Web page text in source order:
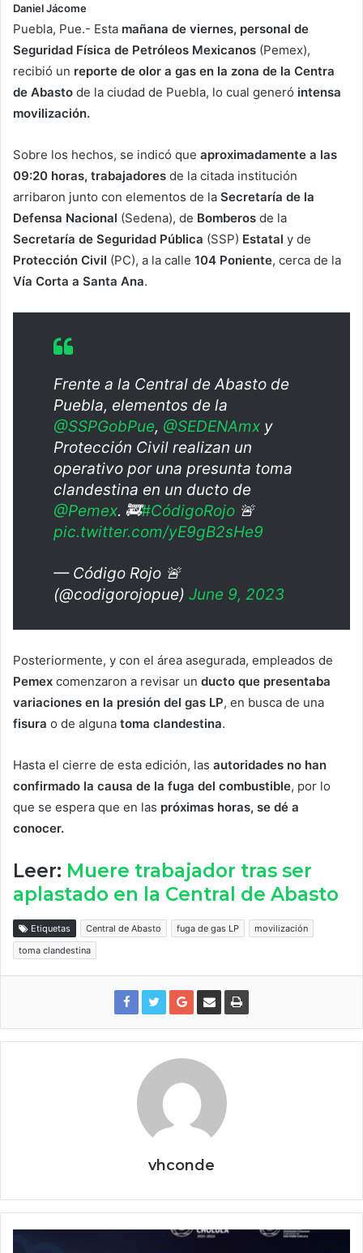
Daniel Jácome
Puebla, Pue.- Esta mañana de viernes, personal de
Seguridad Física de Petróleos Mexicanos (Pemex),
recibió un reporte de olor a gas en la zona de la Centra
de Abasto de la ciudad de Puebla, lo cual generó intensa
movilización.
Sobre los hechos, se indicó que aproximadamente a las
09:20 horas, trabajadores de la citada institución
arribaron junto con elementos de la Secretaría de la
Defensa Nacional (Sedena), de Bomberos de la
Secretaría de Seguridad Pública (SSP) Estatal y de
Protección Civil (PC), a la calle 104 Poniente, cerca de la
Vía Corta a Santa Ana.
Frente a la Central de Abasto de
Puebla, elementos de la
@SSPGobPue, @SEDENAmx y
Protección Civil realizan un
operativo por una presunta toma
clandestina en un ducto de
@Pemex. 🚒#CódigoRojo 🚨
pic.twitter.com/yE9gB2sHe9
— Código Rojo 🚨
(@codigorojopue) June 9, 2023
Posteriormente, y con el área asegurada, empleados de
Pemex comenzaron a revisar un ducto que presentaba
variaciones en la presión del gas LP, en busca de una
fisura o de alguna toma clandestina.
Hasta el cierre de esta edición, las autoridades no han
confirmado la causa de la fuga del combustible, por lo
que se espera que en las próximas horas, se dé a
conocer.
Leer: Muere trabajador tras ser
aplastado en la Central de Abasto
Etiquetas Central de Abasto fuga de gas LP
movilización
toma clandestina
vhconde